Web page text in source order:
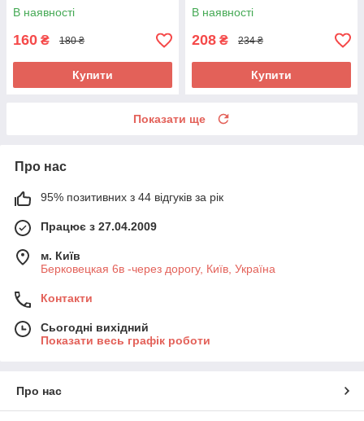
В наявності
160 ₴ 180 ₴
Купити
В наявності
208 ₴ 234 ₴
Купити
Показати ще
Про нас
95% позитивних з 44 відгуків за рік
Працює з 27.04.2009
м. Київ
Берковецкая 6в -через дорогу, Київ, Україна
Контакти
Сьогодні вихідний
Показати весь графік роботи
Про нас